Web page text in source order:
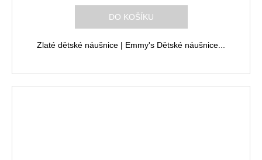
M
DO KOŠÍKU
Zlaté dětské náušnice | Emmy's Dětské náušnice...